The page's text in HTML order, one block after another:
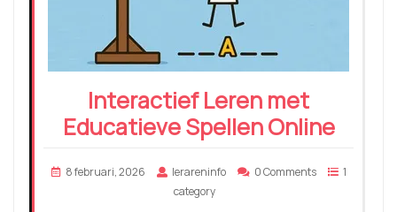
Interactief Leren met
Educatieve Spellen Online
8 februari, 2026 lerareninfo 0 Comments
1
category